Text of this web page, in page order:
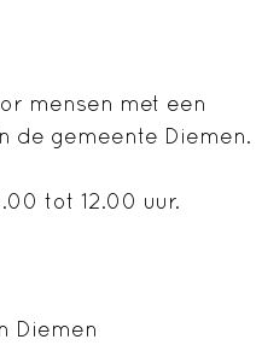
mensen met een
de gemeente Diemen.
tot 12.00 uur.
Diemen